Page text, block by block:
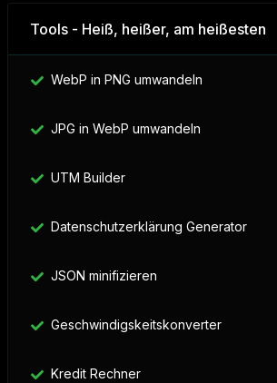
Tools - Heiß, heißer, am heißesten
WebP in PNG umwandeln
JPG in WebP umwandeln
UTM Builder
Datenschutzerklärung Generator
JSON minifizieren
Geschwindigskeitskonverter
Kredit Rechner